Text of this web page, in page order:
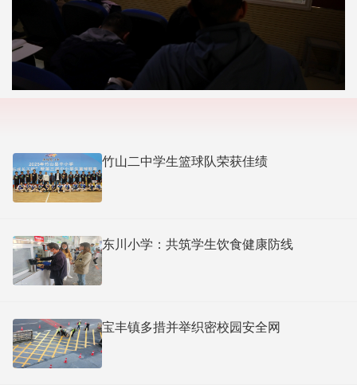
竹山二中学生篮球队荣获佳绩
东川小学：共筑学生饮食健康防线
宝丰镇多措并举织密校园安全网